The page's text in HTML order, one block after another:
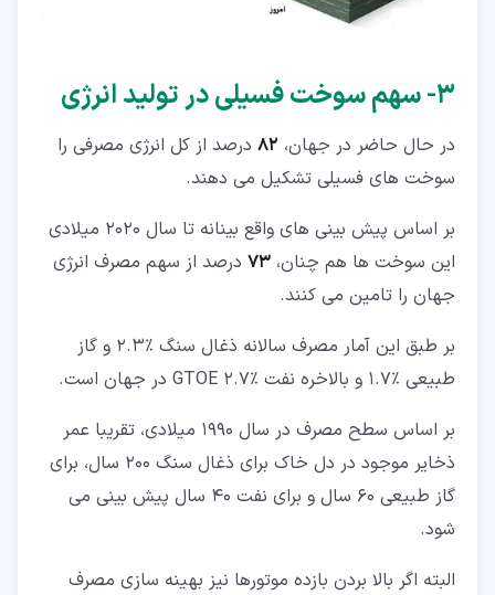
۳‏- سهم سوخت فسیلی در تولید انرژی
در حال حاضر در جهان، 82 درصد از کل انرژی مصرفی را
سوخت های فسیلی تشکیل می دهند.
بر اساس پیش بینی های واقع بینانه تا سال 2020 میلادی
این سوخت ها هم چنان، 73 درصد از سهم مصرف انرژی
جهان را تامین می کنند.
بر طبق این آمار مصرف سالانه ذغال سنگ %2.3 و گاز
طبیعی %1.7 و بالاخره نفت %2.7 GTOE در جهان است.
بر اساس سطح مصرف در سال 1990 میلادی، تقریبا عمر
ذخایر موجود در دل خاک برای ذغال سنگ 200 سال، برای
گاز طبیعی 60 سال و برای نفت 40 سال پیش بینی می
شود.
البته اگر بالا بردن بازده موتورها نیز بهینه سازی مصرف